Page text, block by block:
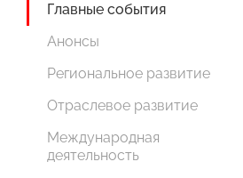
Главные события
Анонсы
Региональное развитие
Отраслевое развитие
Международная
деятельность